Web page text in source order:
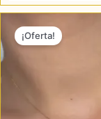
¡Oferta!